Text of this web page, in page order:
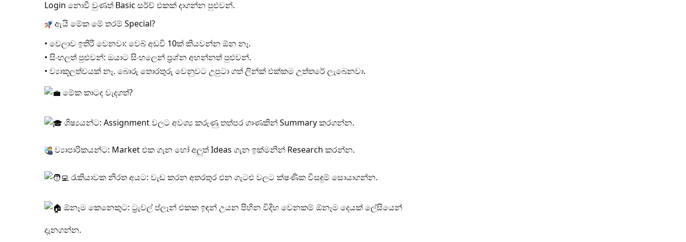
Login නොවී වුණත් Basic සර්ච් එකක් දාගන්න පුළුවන්.
ඇයි මේක මේ තරම් Special?
• වෙලාව ඉතිරි වෙනවා: වෙබ් අඩවි 10ක් කියවන්න ඕන නෑ.
• සිංහලත් පුළුවන්: ඔයාට සිංහලෙන් ප්‍රශ්න අහන්නත් පුළුවන්.
• ව්‍යාකූලත්වයක් නෑ. බොරු තොරතුරු වෙනුවට උපුටා ගත් ලින්ක් එක්කම උත්තරේ ලැබෙනවා.
මේක කාටද වැදගත්?
ශිෂ්‍යයන්ට: Assignment වලට අවශ්‍ය කරුණු තත්පර ගාණකින් Summary කරගන්න.
ව්‍යාපාරිකයන්ට: Market එක ගැන හෝ අලුත් Ideas ගැන ඉක්මනින් Research කරන්න.
රැකියාවක නිරත අයට: වැඩ කරන අතරතුර එන ගැටළු වලට ක්ෂණික විසඳුම් සොයාගන්න.
ඕනෑම කෙනෙකුට: ට්‍රැවල් ප්ලෑන් එකක ඉඳන් උයන පිහින විදිහ වෙනකම් ඕනෑම දෙයක් ලේසියෙන්
දැනගන්න.